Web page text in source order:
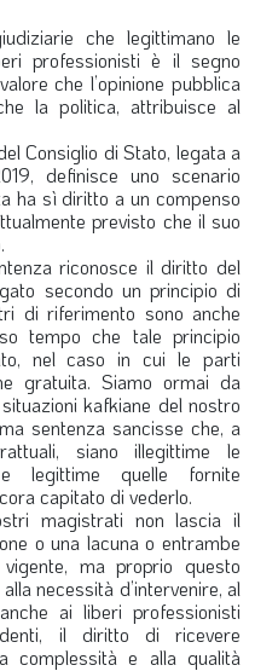
expand_more
che legittimano le
professionisti è il segno
che l’opinione pubblica
la politica, attribuisce al
Consiglio di Stato, legata a
definisce uno scenario
ha sì diritto a un compenso
previsto che il suo
riconosce il diritto del
secondo un principio di
di riferimento sono anche
tempo che tale principio
nel caso in cui le parti
gratuita. Siamo ormai da
kafkiane del nostro
sentenza sancisse che, a
siano illegittime le
legittime quelle fornite
capitato di vederlo.
magistrati non lascia il
o una lacuna o entrambe
ma proprio questo
necessità d’intervenire, al
ai liberi professionisti
il diritto di ricevere
complessità e alla qualità